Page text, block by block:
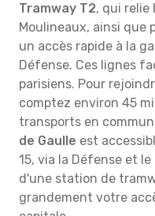
Tramway T2, qui relie
Moulineaux, ainsi que
un accès rapide à la
Défense. Ces lignes
parisiens. Pour
comptez environ 45
transports en
de Gaulle est
15, via la Défense et le
d'une station de
grandement votre